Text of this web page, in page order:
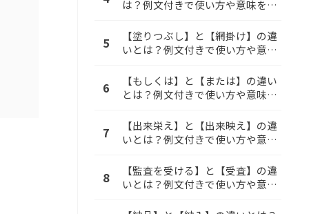
は？例文付きで使い方や意味をわ
5
【塗りつぶし】と【網掛け】の違
いとは？例文付きで使い方や意味
6
【もしくは】と【または】の違い
とは？例文付きで使い方や意味を
7
【出来栄え】と【出来映え】の違
いとは？例文付きで使い方や意味
8
【監査を受ける】と【受査】の違
いとは？例文付きで使い方や意味